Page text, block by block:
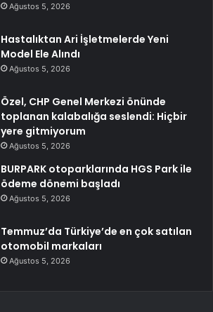
Ağustos 5, 2026
Hastalıktan Ari İşletmelerde Yeni
Model Ele Alındı
Ağustos 5, 2026
Özel, CHP Genel Merkezi önünde
toplanan kalabalığa seslendi: Hiçbir
yere gitmiyorum
Ağustos 5, 2026
BURPARK otoparklarında HGS Park ile
ödeme dönemi başladı
Ağustos 5, 2026
Temmuz’da Türkiye’de en çok satılan
otomobil markaları
Ağustos 5, 2026